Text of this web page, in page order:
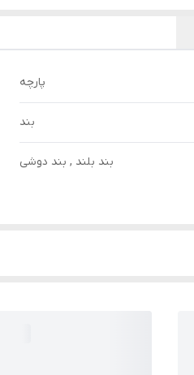
پارچه
بند
بند بلند , بند دوشی